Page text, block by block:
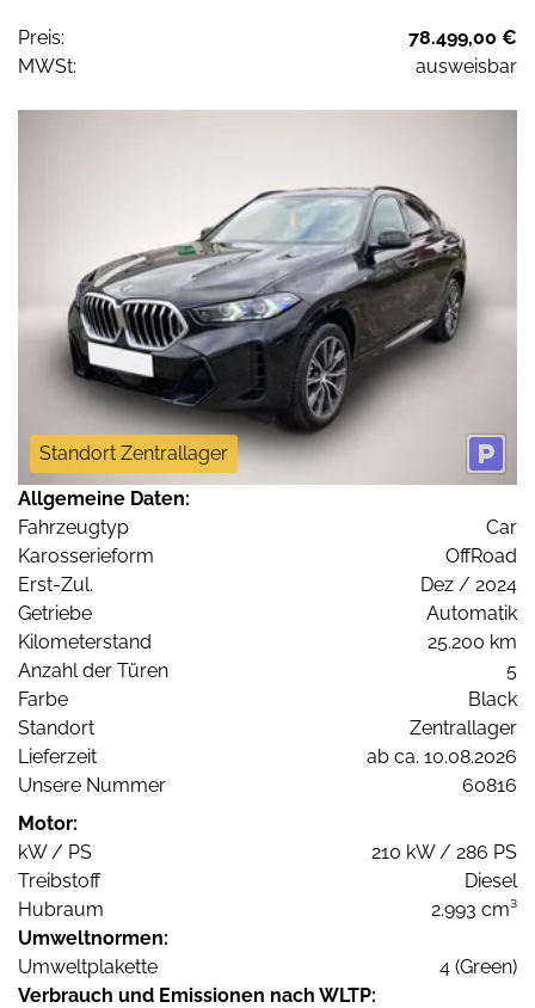
Preis:
78.499,00 €
MWSt:
ausweisbar
Standort Zentrallager
Allgemeine Daten:
Fahrzeugtyp
Car
Karosserieform
OffRoad
Erst-Zul.
Dez / 2024
Getriebe
Automatik
Kilometerstand
25.200 km
Anzahl der Türen
5
Farbe
Black
Standort
Zentrallager
Lieferzeit
ab ca. 10.08.2026
Unsere Nummer
60816
Motor:
kW / PS
210 kW / 286 PS
Treibstoff
Diesel
Hubraum
2.993 cm³
Umweltnormen:
Umweltplakette
4 (Green)
Verbrauch und Emissionen nach WLTP: